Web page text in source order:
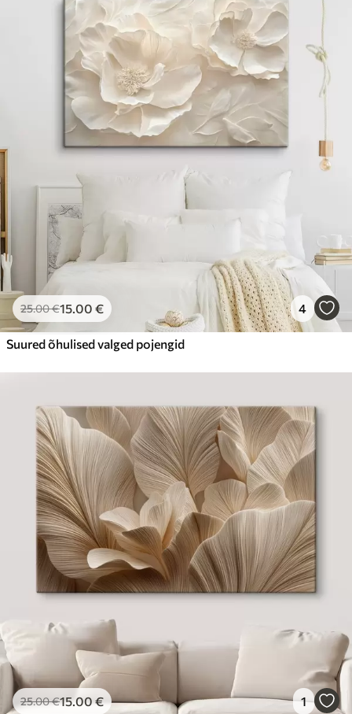
25.00€15.00 € 4
Suured õhulised valged pojengid
25.00€15.00€ 1